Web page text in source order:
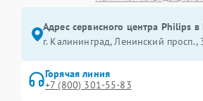
Адрес сервисного центра Philips
г. Калининград, Ленинский просп.,
Горячая линия
+7 (800) 301-55-83